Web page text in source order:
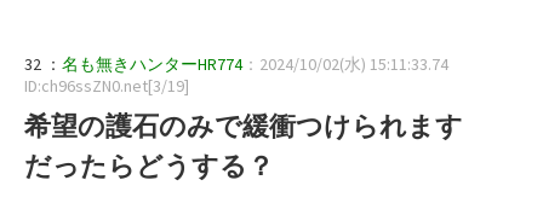
32 ： 名も無きハンターHR774：2024/10/02(水) 15:11:33.74
ID:ch96ssZN0.net[3/19]
希望の護石のみで緩衝つけられます
だったらどうする？